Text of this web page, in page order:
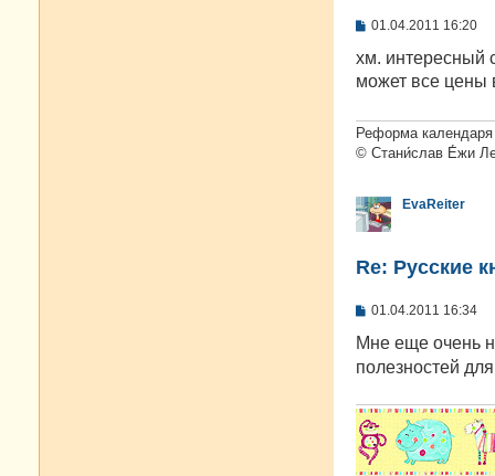
С
о
щ
и
е
01.04.2011 16:20
хм. интересный
может все
Реформа
© Стани́слав Е́жи
EvaReiter
Re: Русские
С
о
щ
н
и
е
01.04.2011 16:34
Мне еще очень
полезностей